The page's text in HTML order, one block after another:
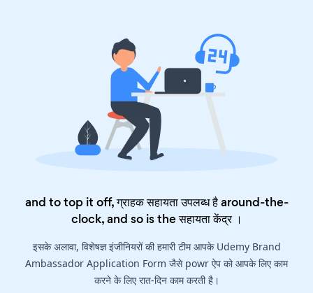
and to top it off, ग्राहक सहायता उपलब्ध है around-the-
clock, and so is theसहायता केंद्र।
इसके अलावा, विशेषज्ञ इंजीनियरों की हमारी टीम आपके Udemy Brand
Ambassador Application Form जैसे powr ऐप को आपके लिए काम
करने के लिए रात-दिन काम करती है।